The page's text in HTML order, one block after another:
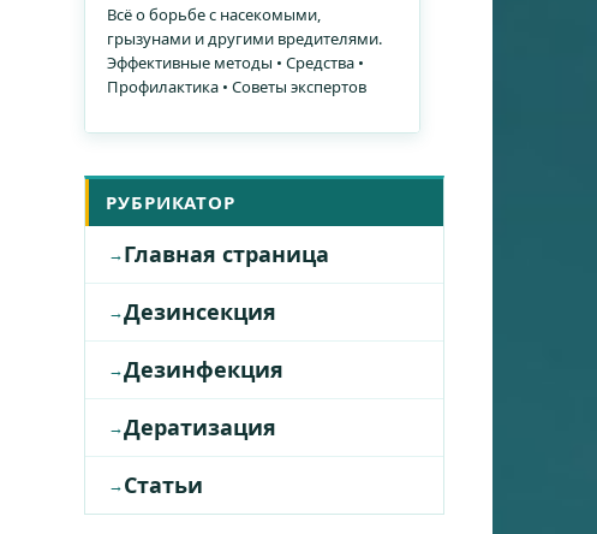
Всё о борьбе с насекомыми,
грызунами и другими вредителями.
Эффективные методы • Средства •
Профилактика • Советы экспертов
РУБРИКАТОР
Главная страница
Дезинсекция
Дезинфекция
Дератизация
Статьи